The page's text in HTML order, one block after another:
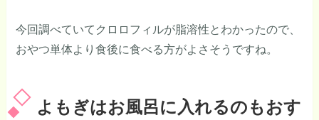
今回調べていてクロロフィルが脂溶性とわかったので、
おやつ単体より食後に食べる方がよさそうですね。
よもぎはお風呂に入れるのもおす